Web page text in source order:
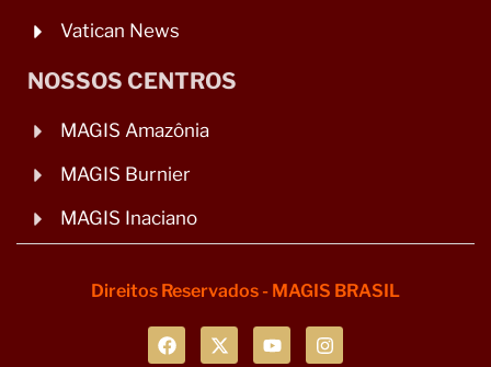
Vatican News
NOSSOS CENTROS
MAGIS Amazônia
MAGIS Burnier
MAGIS Inaciano
Direitos Reservados - MAGIS BRASIL